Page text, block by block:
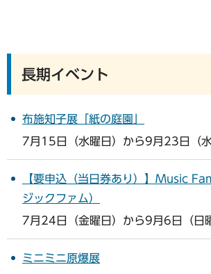
長期イベント
布施知子展「紙の庭園」
7月15日（水曜日）から9月23日（水
【要申込（当日券あり）】Music
ジックファム）
7月24日（金曜日）から9月6日（日
ミニミニ原爆展